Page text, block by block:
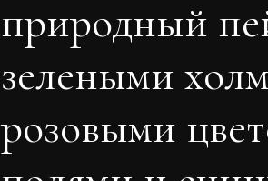
природный
зелеными
розовыми